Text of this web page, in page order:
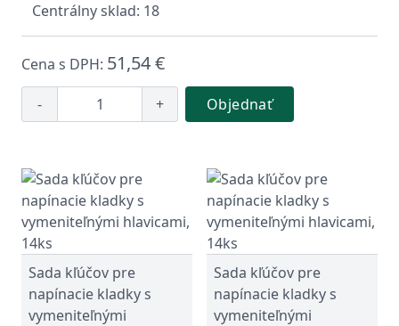
Centrálny sklad: 18
Cena s DPH: 51,54 €
- + Objednať
Sada kľúčov pre
napínacie kladky s
vymeniteľnými
Sada kľúčov pre
napínacie kladky s
vymeniteľnými